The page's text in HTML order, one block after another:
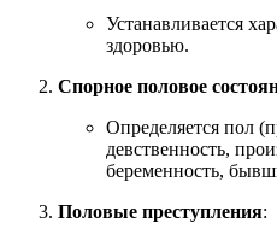
Устанавливается
здоровью.
Спорное половое
Определяется пол
девственность,
беременность,
Половые преступления: